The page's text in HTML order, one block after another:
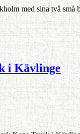
med sina två
i Kävlinge